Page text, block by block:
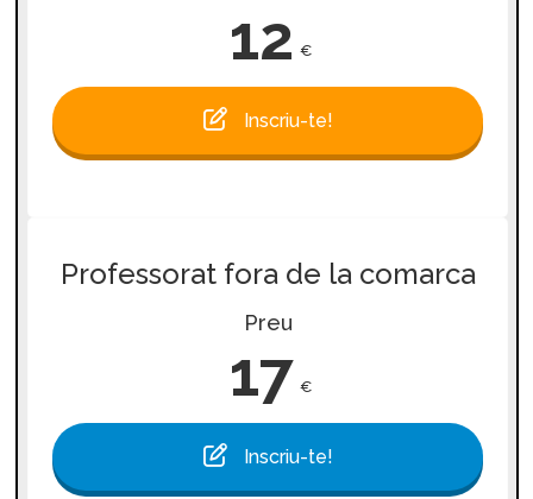
12 €
Inscriu-te!
Professorat fora de la comarca
Preu
17 €
Inscriu-te!